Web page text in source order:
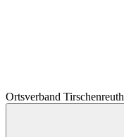
Ortsverband Tirschenreuth